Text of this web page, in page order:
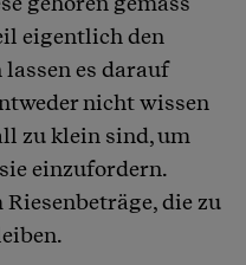
eigentlich den
lassen es darauf
nicht wissen
zu klein sind, um
einzufordern.
die zu